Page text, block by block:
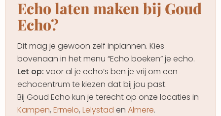
Echo laten maken bij Goud
Echo?
Dit mag je gewoon zelf inplannen. Kies
bovenaan in het menu “Echo boeken” je echo.
Let op: voor al je echo’s ben je vrij om een
echocentrum te kiezen dat bij jou past.
Bij Goud Echo kun je terecht op onze locaties in
Kampen, Ermelo, Lelystad en Almere.